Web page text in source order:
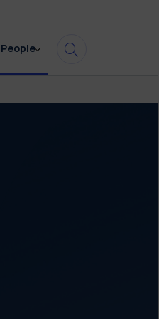
People